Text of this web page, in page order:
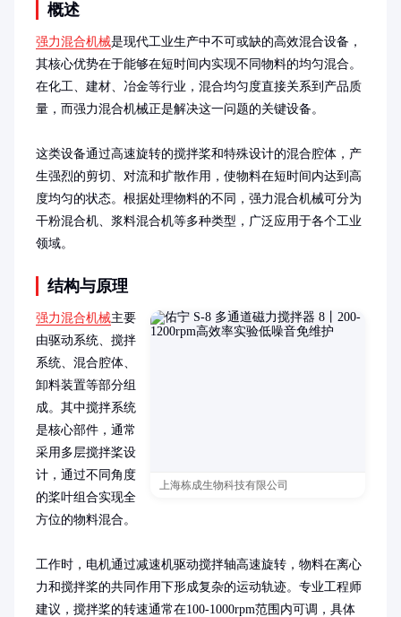
概述
强力混合机械是现代工业生产中不可或缺的高效混合设备，
其核心优势在于能够在短时间内实现不同物料的均匀混合。
在化工、建材、冶金等行业，混合均匀度直接关系到产品质
量，而强力混合机械正是解决这一问题的关键设备。
这类设备通过高速旋转的搅拌桨和特殊设计的混合腔体，产
生强烈的剪切、对流和扩散作用，使物料在短时间内达到高
度均匀的状态。根据处理物料的不同，强力混合机械可分为
干粉混合机、浆料混合机等多种类型，广泛应用于各个工业
领域。
结构与原理
上海栋成生物科技有限公司
强力混合机械主要
由驱动系统、搅拌
系统、混合腔体、
卸料装置等部分组
成。其中搅拌系统
是核心部件，通常
采用多层搅拌桨设
计，通过不同角度
的桨叶组合实现全
方位的物料混合。
工作时，电机通过减速机驱动搅拌轴高速旋转，物料在离心
力和搅拌桨的共同作用下形成复杂的运动轨迹。专业工程师
建议，搅拌桨的转速通常在100-1000rpm范围内可调，具体